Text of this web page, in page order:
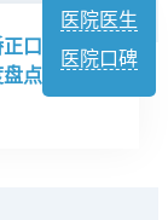
医院医生
医院口碑
口碑好不
点医院案例